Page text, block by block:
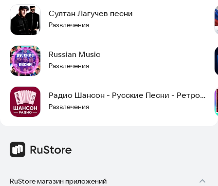
Установите приложение прямо сейчас, чтобы начать
путешествие в мир музыки.
Султан Лагучев песни
Развлечения
Russian Music
Развлечения
Радио Шансон - Русские Песни - Ретро
Хиты
Развлечения
RuStore магазин приложений